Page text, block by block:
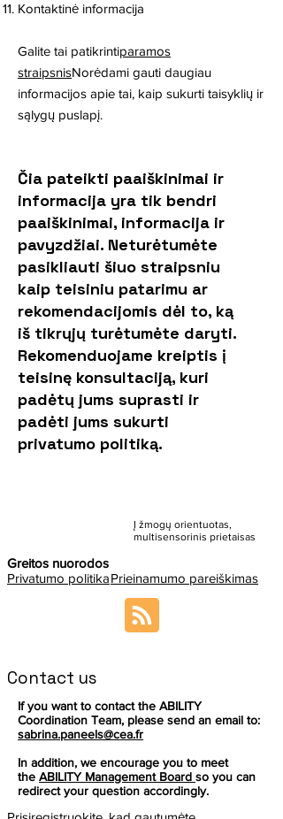
Kontaktinė informacija
Galite tai patikrintiparamos
straipsnisNorėdami gauti daugiau
informacijos apie tai, kaip sukurti taisyklių ir
sąlygų puslapį.
Čia pateikti paaiškinimai ir
informacija yra tik bendri
paaiškinimai, informacija ir
pavyzdžiai. Neturėtumėte
pasikliauti šiuo straipsniu
kaip teisiniu patarimu ar
rekomendacijomis dėl to, ką
iš tikrųjų turėtumėte daryti.
Rekomenduojame kreiptis į
teisinę konsultaciją, kuri
padėtų jums suprasti ir
padėti jums sukurti
privatumo politiką.
Į žmogų orientuotas,
multisensorinis prietaisas
Greitos nuorodos
Privatumo politikaPrieinamumo pareiškimas
Contact us
If you want to contact the ABILITY
Coordination Team, please send an email to:
sabrina.paneels@cea.fr
In addition, we encourage you to meet
the ABILITY Management Board so you can
redirect your question accordingly.